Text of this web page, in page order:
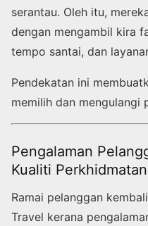
serantau. Oleh itu,
dengan mengambil kira
tempo santai, dan
Pendekatan ini
memilih dan mengulangi
Pengalaman
Kualiti Perkhidmatan
Ramai pelanggan
Travel kerana